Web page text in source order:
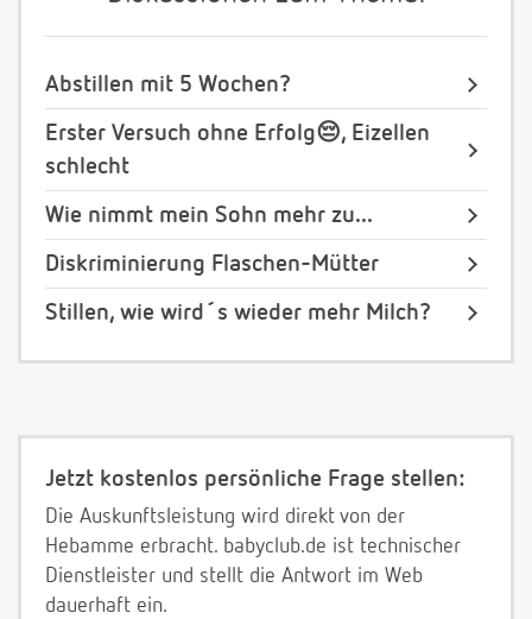
Abstillen mit 5 Wochen?
Erster Versuch ohne Erfolg😔, Eizellen
schlecht
Wie nimmt mein Sohn mehr zu...
Diskriminierung Flaschen-Mütter
Stillen, wie wird´s wieder mehr Milch?
Jetzt kostenlos persönliche Frage stellen:
Die Auskunftsleistung wird direkt von der
Hebamme erbracht. babyclub.de ist technischer
Dienstleister und stellt die Antwort im Web
dauerhaft ein.